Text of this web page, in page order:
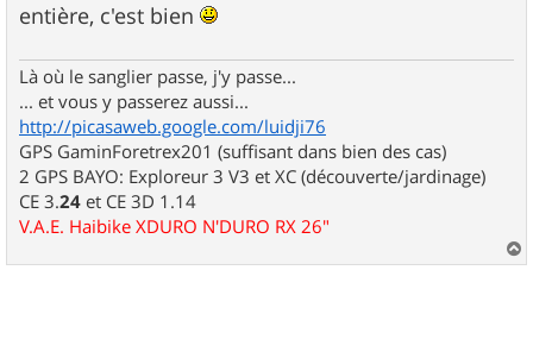
entière, c'est bien
Là où le sanglier passe, j'y passe...
... et vous y passerez aussi...
http://picasaweb.google.com/luidji76
GPS GaminForetrex201 (suffisant dans bien des cas)
2 GPS BAYO: Exploreur 3 V3 et XC (découverte/jardinage)
CE 3.24 et CE 3D 1.14
V.A.E. Haibike XDURO N'DURO RX 26"
a